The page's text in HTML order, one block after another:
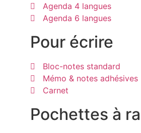
Agenda 4 langues
Agenda 6 langues
Pour écrire
Bloc-notes standard
Mémo & notes adhésives
Carnet
Pochettes à